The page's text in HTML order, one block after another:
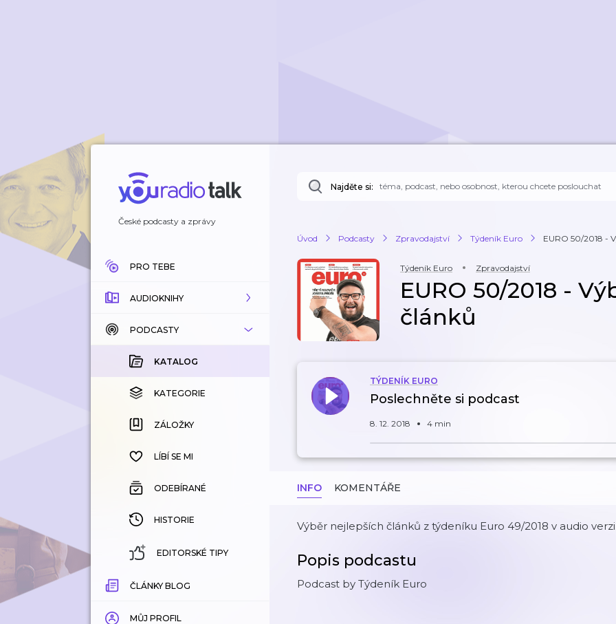
České podcasty a zprávy
PRO TEBE
AUDIOKNIHY
KATALOG
KOUPENÉ
KATEGORIE
ZÁLOŽKY
HISTORIE
PODCASTY
KATALOG
KATEGORIE
ZÁLOŽKY
LÍBÍ SE MI
ODEBÍRANÉ
HISTORIE
EDITORSKÉ TIPY
ČLÁNKY BLOG
MŮJ PROFIL
Najděte si:
Úvod Podcasty Zpravodajství Týdeník Euro EURO 50/2018 -
Týdeník Euro Zpravodajství
EURO 50/2018 -
článků
TÝDENÍK EURO
Poslechněte si podcast
8. 12. 2018 4 min
INFO KOMENTÁŘE
Výběr nejlepších článků z týdeníku Euro 49/2018 v audio
Popis podcastu
Podcast by Týdeník Euro